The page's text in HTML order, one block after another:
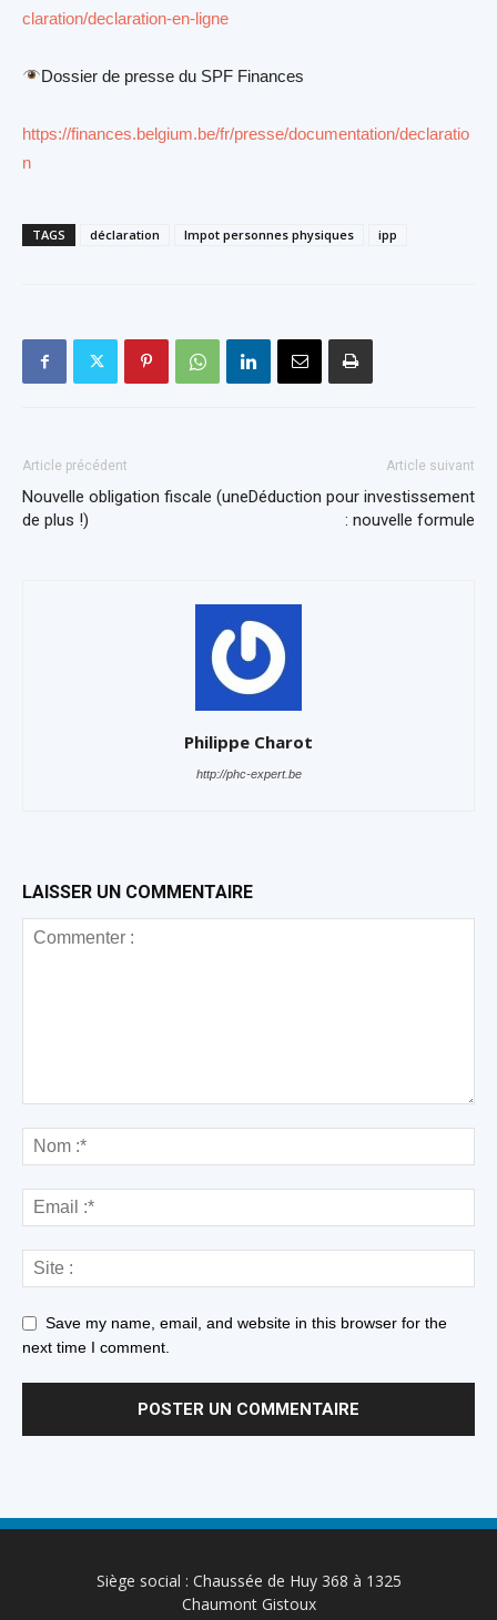
claration/declaration-en-ligne
Dossier de presse du SPF Finances
https://finances.belgium.be/fr/presse/documentation/declaratio
n
TAGS déclaration Impot personnes physiques ipp
Article précédent
Nouvelle obligation fiscale (une
de plus !)
Article suivant
Déduction pour investissement
: nouvelle formule
Philippe Charot
http://phc-expert.be
LAISSER UN COMMENTAIRE
Save my name, email, and website in this browser for the
next time I comment.
Siège social : Chaussée de Huy 368 à 1325
Chaumont Gistoux